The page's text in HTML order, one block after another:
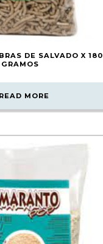
DE SALVADO X 180
GRAMOS
READ MORE